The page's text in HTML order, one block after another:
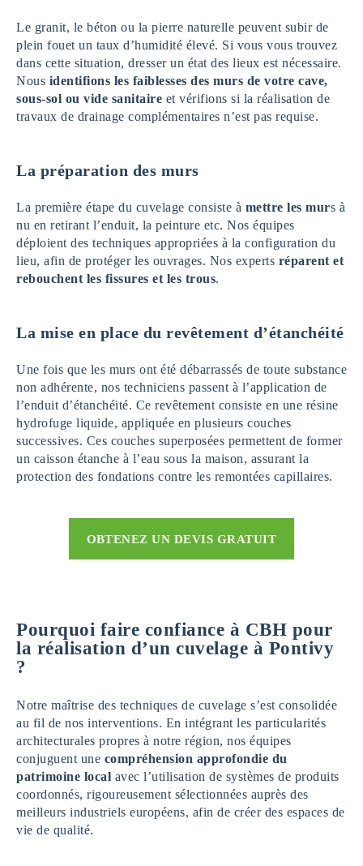
Le granit, le béton ou la pierre naturelle peuvent subir de
plein fouet un taux d’humidité élevé. Si vous vous trouvez
dans cette situation, dresser un état des lieux est nécessaire.
Nous identifions les faiblesses des murs de votre cave,
sous-sol ou vide sanitaire et vérifions si la réalisation de
travaux de drainage complémentaires n’est pas requise.
La préparation des murs
La première étape du cuvelage consiste à mettre les murs à
nu en retirant l’enduit, la peinture etc. Nos équipes
déploient des techniques appropriées à la configuration du
lieu, afin de protéger les ouvrages. Nos experts réparent et
rebouchent les fissures et les trous.
La mise en place du revêtement d’étanchéité
Une fois que les murs ont été débarrassés de toute substance
non adhérente, nos techniciens passent à l’application de
l’enduit d’étanchéité. Ce revêtement consiste en une résine
hydrofuge liquide, appliquée en plusieurs couches
successives. Ces couches superposées permettent de former
un caisson étanche à l’eau sous la maison, assurant la
protection des fondations contre les remontées capillaires.
OBTENEZ UN DEVIS GRATUIT
Pourquoi faire confiance à CBH pour
la réalisation d’un cuvelage à Pontivy
?
Notre maîtrise des techniques de cuvelage s’est consolidée
au fil de nos interventions. En intégrant les particularités
architecturales propres à notre région, nos équipes
conjuguent une compréhension approfondie du
patrimoine local avec l’utilisation de systèmes de produits
coordonnés, rigoureusement sélectionnées auprès des
meilleurs industriels européens, afin de créer des espaces de
vie de qualité.